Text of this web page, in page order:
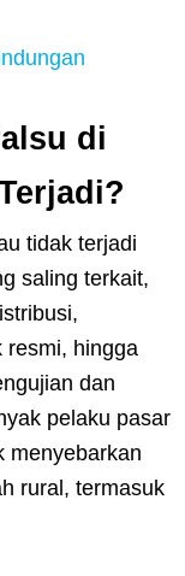
di
tidak terjadi
saling terkait,
resmi, hingga
dan
pelaku pasar
menyebarkan
rural, termasuk